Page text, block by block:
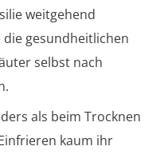
weitgehend
die gesundheitlichen
selbst nach
als beim Trocknen
kaum ihr